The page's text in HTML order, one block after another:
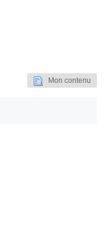
Mon contenu